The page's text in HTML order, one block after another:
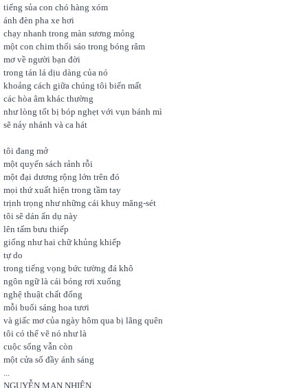
tiếng sủa con chó hàng xóm
ánh đèn pha xe hơi
chạy nhanh trong màn sương mỏng
một con chim thổi sáo trong bóng râm
mơ về người bạn đời
trong tán lá dịu dàng của nó
khoảng cách giữa chúng tôi biến mất
các hòa âm khác thường
như lòng tốt bị bóp nghẹt với vụn bánh mì
sẽ nảy nhánh và ca hát
tôi đang mở
một quyển sách rảnh rỗi
một đại dương rộng lớn trên đó
mọi thứ xuất hiện trong tầm tay
trịnh trọng như những cái khuy măng-sét
tôi sẽ dán ẩn dụ này
lên tấm bưu thiếp
giống như hai chữ khủng khiếp
tự do
trong tiếng vọng bức tường đá khô
ngôn ngữ là cái bóng rơi xuống
nghệ thuật chất đống
mỗi buổi sáng hoa tươi
và giấc mơ của ngày hôm qua bị lãng quên
tôi có thể vẽ nó như là
cuộc sống vẫn còn
một cửa sổ đầy ánh sáng
...
NGUYỄN MAN NHIÊN